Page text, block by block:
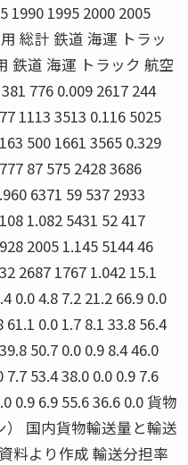
1990 1995 2000 2005
総計 鉄道 海運 トラッ
鉄道 海運 トラック 航空
776 0.009 2617 244
1113 3513 0.116 5025
500 1661 3565 0.329
87 575 2428 3686
6371 59 537 2933
1.082 5431 52 417
2005 1.145 5144 46
2687 1767 1.042 15.1
0.0 4.8 7.2 21.2 66.9 0.0
61.1 0.0 1.7 8.1 33.8 56.4
50.7 0.0 0.9 8.4 46.0
7.7 53.4 38.0 0.0 0.9 7.6
0.9 6.9 55.6 36.6 0.0 貨物
国内貨物輸送量と輸送
料より作成 輸送分担率